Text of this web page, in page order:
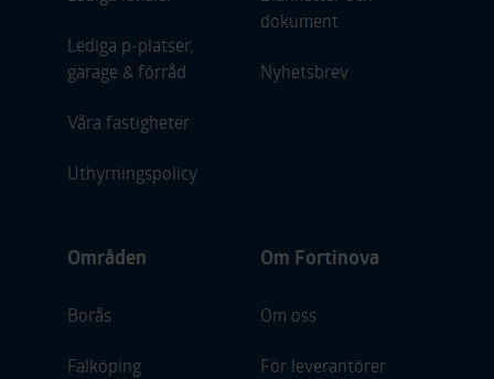
Lediga p-platser,
garage & förråd
Våra fastigheter
Uthyrningspolicy
dokument
Nyhetsbrev
Områden
Borås
Falköping
Om Fortinova
Om oss
För leverantörer